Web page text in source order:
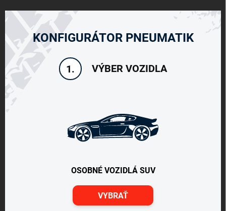
KONFIGURÁTOR PNEUMATIK
1. VÝBER VOZIDLA
OSOBNÉ VOZIDLÁ SUV
VYBRAŤ